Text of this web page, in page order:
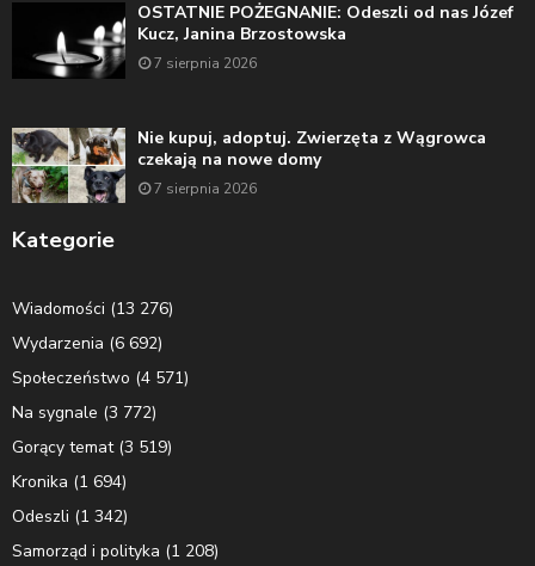
OSTATNIE POŻEGNANIE: Odeszli od nas Józef
Kucz, Janina Brzostowska
7 sierpnia 2026
Nie kupuj, adoptuj. Zwierzęta z Wągrowca
czekają na nowe domy
7 sierpnia 2026
Kategorie
Wiadomości (13 276)
Wydarzenia (6 692)
Społeczeństwo (4 571)
Na sygnale (3 772)
Gorący temat(3 519)
Kronika (1 694)
Odeszli (1 342)
Samorząd i polityka (1 208)